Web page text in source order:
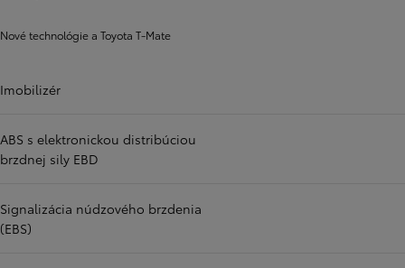
Nové technológie a Toyota T-Mate
Imobilizér
ABS s elektronickou distribúciou
brzdnej sily EBD
Signalizácia núdzového brzdenia
(EBS)